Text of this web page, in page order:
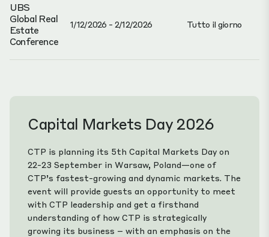
UBS
Global Real
Estate
Conference
1/12/2026 - 2/12/2026 Tutto il giorno
Capital Markets Day 2026
CTP is planning its 5th Capital Markets Day on
22-23 September in Warsaw, Poland—one of
CTP’s fastest-growing and dynamic markets. The
event will provide guests an opportunity to meet
with CTP leadership and get a firsthand
understanding of how CTP is strategically
growing its business – with an emphasis on the